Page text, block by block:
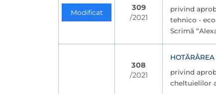
Modificat
309
/2021
privind
tehnico -
Scrimă
308
/2021
HOTĂRÂREA
privind
cheltuielilor